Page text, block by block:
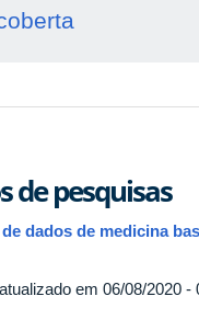
de pesquisas
dados de medicina
em 06/08/2020 -